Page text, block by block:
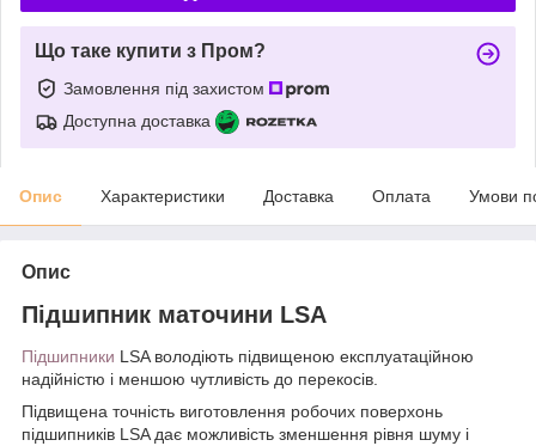
Що таке купити з Пром?
Замовлення під захистом
Доступна доставка
Опис Характеристики Доставка Оплата Умови
Опис
Підшипник маточини LSA
Підшипники LSA володіють підвищеною експлуатаційною
надійністю і меншою чутливість до перекосів.
Підвищена точність виготовлення робочих поверхонь
підшипників LSA дає можливість зменшення рівня шуму і